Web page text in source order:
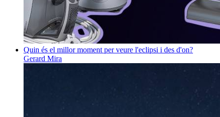
Quin és el millor moment per veure l'eclipsi i des d'on?
Gerard Mira